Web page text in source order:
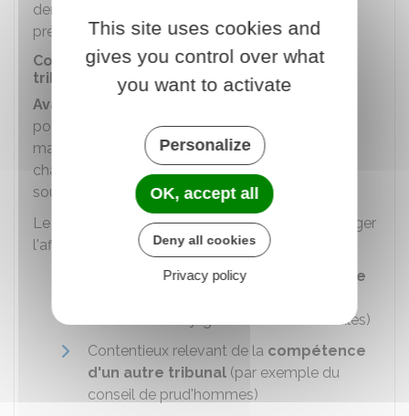
demander au juge d'être dispensé de vous
présenter à la prochaine audience.
Compétences territoriale et matérielle du
tribunal
Avant d'évoquer le litige en lui-même
pouvez évoquer la question de la compétence
matérielle ou territoriale du tribunal qui a été
chargé de l'affaire. Le juge peut également
soulever cette question.
Le tribunal peut se déclarerincompétent
pour juger
l'affaire dans les cas suivants :
Contentieux relevant de la
compétence
contentieux du juge aux affaires familiales)
Contentieux relevant de la compétence
d'un autre tribunal (par exemple du
conseil de prud'hommes)
This site uses cookies and
gives you control over what
you want to activate
Personalize
OK, accept all
Deny all cookies
Privacy policy